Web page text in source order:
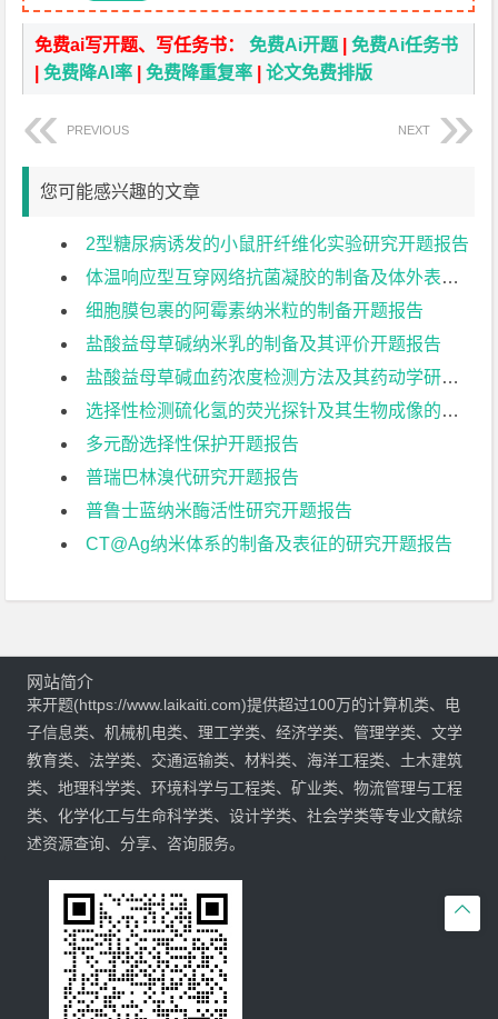
免费ai写开题、写任务书：免费Ai开题 |免费Ai任务书
|免费降AI率 |免费降重复率 |论文免费排版
PREVIOUS NEXT
您可能感兴趣的文章
2型糖尿病诱发的小鼠肝纤维化实验研究开题报告
体温响应型互穿网络抗菌凝胶的制备及体外表征开题报告
细胞膜包裹的阿霉素纳米粒的制备开题报告
盐酸益母草碱纳米乳的制备及其评价开题报告
盐酸益母草碱血药浓度检测方法及其药动学研究开题报告
选择性检测硫化氢的荧光探针及其生物成像的应用开题报告
多元酚选择性保护开题报告
普瑞巴林溴代研究开题报告
普鲁士蓝纳米酶活性研究开题报告
CT@Ag纳米体系的制备及表征的研究开题报告

网站简介
来开题(https://www.laikaiti.com)提供超过100万的计算机类、电
子信息类、机械机电类、理工学类、经济学类、管理学类、文学
教育类、法学类、交通运输类、材料类、海洋工程类、土木建筑
类、地理科学类、环境科学与工程类、矿业类、物流管理与工程
类、化学化工与生命科学类、设计学类、社会学类等专业文献综
述资源查询、分享、咨询服务。